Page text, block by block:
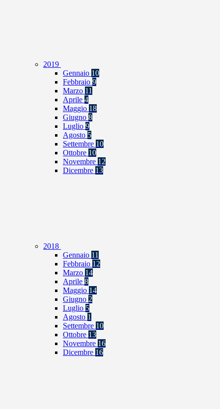
2019
Gennaio 10
Febbraio 9
Marzo 11
Aprile 4
Maggio 18
Giugno 8
Luglio 9
Agosto 5
Settembre 10
Ottobre 10
Novembre 12
Dicembre 13
2018
Gennaio 11
Febbraio 12
Marzo 14
Aprile 8
Maggio 14
Giugno 2
Luglio 5
Agosto 1
Settembre 10
Ottobre 13
Novembre 16
Dicembre 16